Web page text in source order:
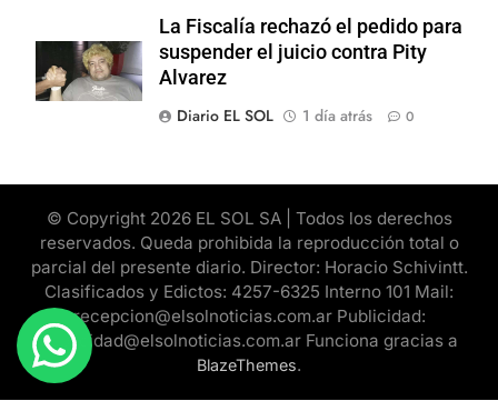
La Fiscalía rechazó el pedido para
suspender el juicio contra Pity
Alvarez
Diario EL SOL
1 día atrás 0
© Copyright 2026 EL SOL SA | Todos los derechos
reservados. Queda prohibida la reproducción total o
parcial del presente diario. Director: Horacio Schivintt.
Clasificados y Edictos: 4257-6325 Interno 101 Mail:
recepcion@elsolnoticias.com.ar Publicidad:
publicidad@elsolnoticias.com.ar Funciona gracias a
BlazeThemes.